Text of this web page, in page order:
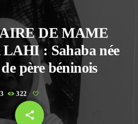
DE MAME
: Sahaba née
père béninois
322
share
email